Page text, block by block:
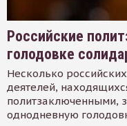
Российские
голодовке
Несколько
деятелей,
политзаключенными,
однодневную